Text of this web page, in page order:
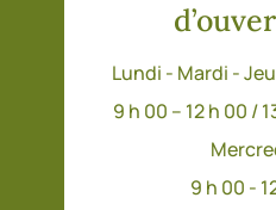
Lundi - Mardi -
9 h 00 – 12 h 00 /
9 h 00 -